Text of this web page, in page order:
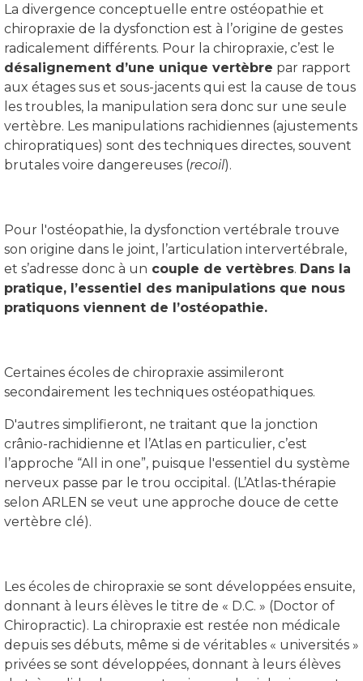
La divergence conceptuelle entre ostéopathie et
chiropraxie de la dysfonction est à l’origine de gestes
radicalement différents. Pour la chiropraxie, c’est le
désalignement d’une unique vertèbre par rapport
aux étages sus et sous-jacents qui est la cause de tous
les troubles, la manipulation sera donc sur une seule
vertèbre. Les manipulations rachidiennes (ajustements
chiropratiques) sont des techniques directes, souvent
brutales voire dangereuses (recoil).
Pour l'ostéopathie, la dysfonction vertébrale trouve
son origine dans le joint, l’articulation intervertébrale,
et s’adresse donc à un couple de vertèbres. Dans la
pratique, l’essentiel des manipulations que nous
pratiquons viennent de l’ostéopathie.
Certaines écoles de chiropraxie assimileront
secondairement les techniques ostéopathiques.
D'autres simplifieront, ne traitant que la jonction
crânio-rachidienne et l’Atlas en particulier, c’est
l’approche “All in one”, puisque l'essentiel du système
nerveux passe par le trou occipital. (L’Atlas-thérapie
selon ARLEN se veut une approche douce de cette
vertèbre clé).
Les écoles de chiropraxie se sont développées ensuite,
donnant à leurs élèves le titre de « D.C. » (Doctor of
Chiropractic). La chiropraxie est restée non médicale
depuis ses débuts, même si de véritables « universités »
privées se sont développées, donnant à leurs élèves